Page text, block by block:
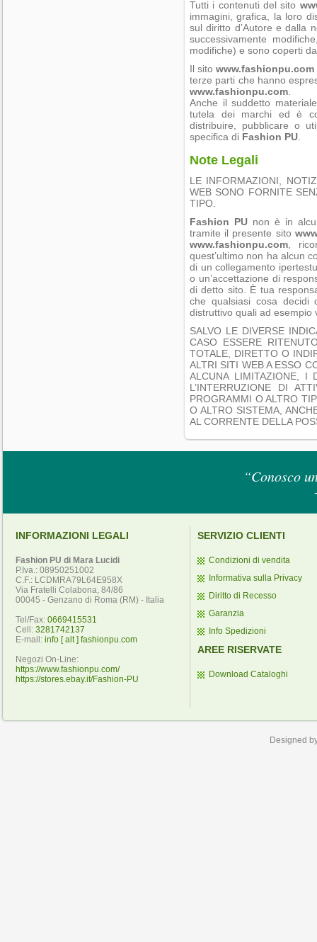
Tutti i contenuti del sito
immagini, grafica, la loro
sul diritto d’Autore e dalla
successivamente
modifiche) e sono coperti
Il sitowww.fashionpu.com
terze parti che hanno
www.fashionpu.com
Anche il suddetto
tutela dei marchi ed è
distribuire, pubblicare o
specifica di Fashion PU
Note Legali
LE INFORMAZIONI,
WEB SONO FORNITE
TIPO.
Fashion PUnon è in
tramite il presente sito
www.fashionpu.com ,
quest’ultimo non ha alcun
di un collegamento
o un’accettazione di
di detto sito. È tua
che qualsiasi cosa decidi
distruttivo quali ad esempio
SALVO LE DIVERSE
CASO ESSERE
TOTALE, DIRETTO O
ALTRI SITI WEB A ESSO
ALCUNA LIMITAZIONE, I
L’INTERRUZIONE DI
PROGRAMMI O ALTRO
O ALTRO SISTEMA,
AL CORRENTE DELLA
“Conosco
INFORMAZIONI LEGALI
Fashion PU di Mara Lucidi
P.Iva.: 08950251002
C.F.: LCDMRA79L64E958X
Via Fratelli Colabona, 84/86
00045 - Genzano di Roma (RM) - Italia
Tel/Fax: 0669415531
Cell: 3281742137
E-mail: info [ alt ] fashionpu.com
Negozi On-Line:
https://www.fashionpu.com/
https://stores.ebay.it/Fashion-PU
SERVIZIO CLIENTI
Condizioni di vendita
Informativa sulla Privacy
Diritto di Recesso
Garanzia
Info Spedizioni
AREE RISERVATE
Download Cataloghi
Designed